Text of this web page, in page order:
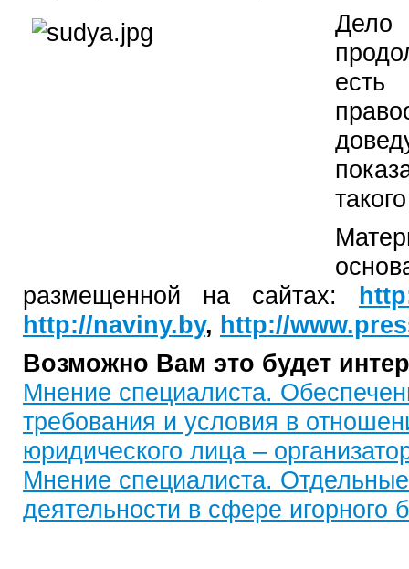
размещенной на сайтах:
http://naviny.by, http://
Возможно Вам это будет
Мнение специалиста.
требования и условия в
юридического лица –
Мнение специалиста.
деятельности в сфере игорного